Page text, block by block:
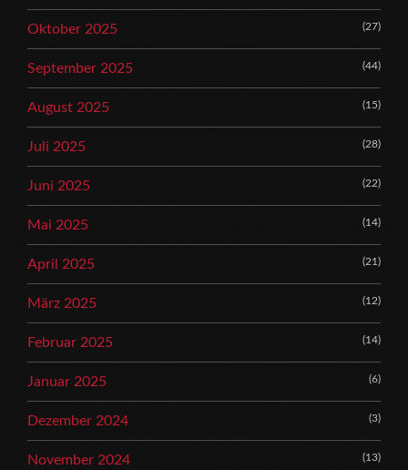
Oktober 2025 (27)
September 2025 (44)
August 2025 (15)
Juli 2025 (28)
Juni 2025 (22)
Mai 2025 (14)
April 2025 (21)
März 2025 (12)
Februar 2025 (14)
Januar 2025 (6)
Dezember 2024 (3)
November 2024 (13)